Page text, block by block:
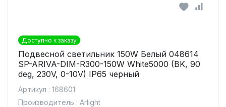
Доступно к заказу
Подвесной светильник 150W Белый 048614
SP-ARIVA-DIM-R300-150W White5000 (BK, 90
deg, 230V, 0-10V) IP65 черный
Артикул : 168601
Производитель : Arlight